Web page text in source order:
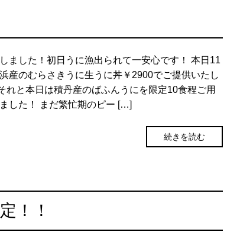
ました！初日うに漁出られて一安心です！ 本日11
産のむらさきうに生うに丼￥2900でご提供いたし
れと本日は積丹産のばふんうにを限定10食程ご用
した！ まだ繁忙期のピー […]
続きを読む
！！